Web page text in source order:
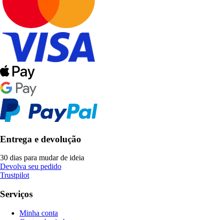
Entrega e devolução
30 dias para mudar de ideia
Devolva seu pedido
Trustpilot
Serviços
Minha conta